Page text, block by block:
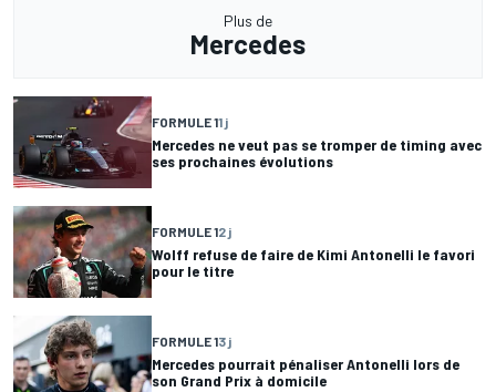
Plus de
Mercedes
FORMULE 11 j
Mercedes ne veut pas se tromper de timing avec
ses prochaines évolutions
FORMULE 12 j
Wolff refuse de faire de Kimi Antonelli le favori
pour le titre
FORMULE 13 j
Mercedes pourrait pénaliser Antonelli lors de
son Grand Prix à domicile